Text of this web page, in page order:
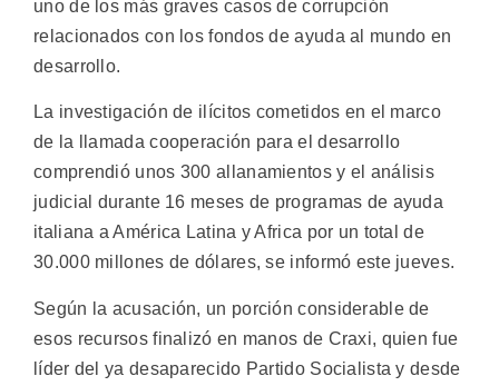
uno de los más graves casos de corrupción
relacionados con los fondos de ayuda al mundo en
desarrollo.
La investigación de ilícitos cometidos en el marco
de la llamada cooperación para el desarrollo
comprendió unos 300 allanamientos y el análisis
judicial durante 16 meses de programas de ayuda
italiana a América Latina y Africa por un total de
30.000 millones de dólares, se informó este jueves.
Según la acusación, un porción considerable de
esos recursos finalizó en manos de Craxi, quien fue
líder del ya desaparecido Partido Socialista y desde